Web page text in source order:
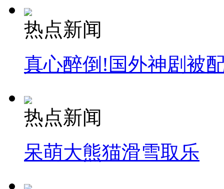
热点新闻
真心醉倒!国外神剧被
热点新闻
呆萌大熊猫滑雪取乐